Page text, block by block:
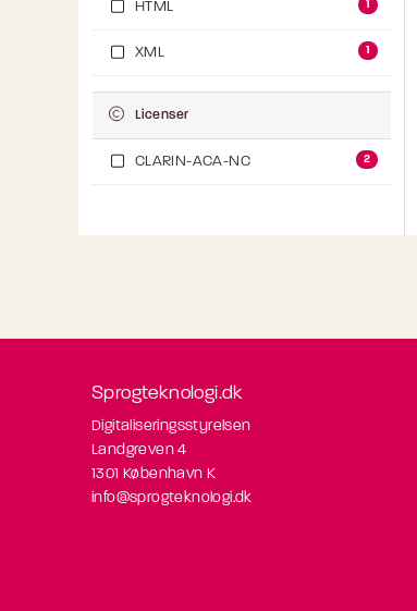
HTML 1
XML 1
Licenser
CLARIN-ACA-NC 2
Sprogteknologi.dk
Digitaliseringsstyrelsen
Landgreven 4
1301 København K
info@sprogteknologi.dk